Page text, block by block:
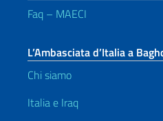
Faq – MAECI
L’Ambasciata d’Italia a
Chi siamo
Italia e Iraq